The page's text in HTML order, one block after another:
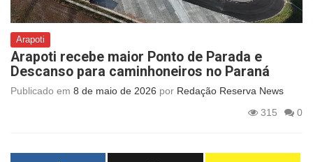
Arapoti
Arapoti recebe maior Ponto de Parada e
Descanso para caminhoneiros no Paraná
Publicado em 8 de maio de 2026 por Redação Reserva News
315
0